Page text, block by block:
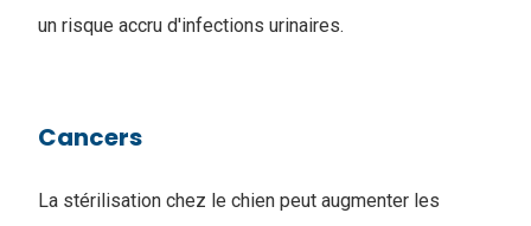
un risque accru d'infections urinaires.
Cancers
La stérilisation chez le chien peut augmenter les